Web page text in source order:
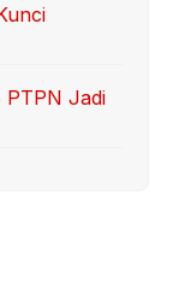
PTPN Jadi